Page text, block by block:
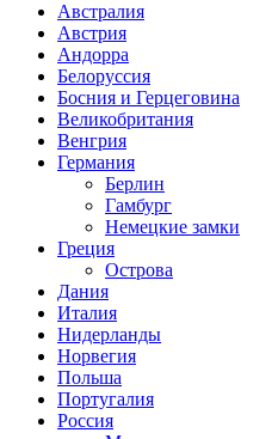
Австралия
Австрия
Андорра
Белоруссия
Босния и Герцеговина
Великобритания
Венгрия
Германия
Берлин
Гамбург
Немецкие замки
Греция
Острова
Дания
Италия
Нидерланды
Норвегия
Польша
Португалия
Россия